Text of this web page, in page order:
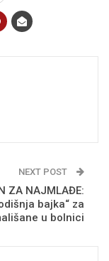
NEXT POST
ZA NAJMLAĐE:
bajka“ za
u bolnici